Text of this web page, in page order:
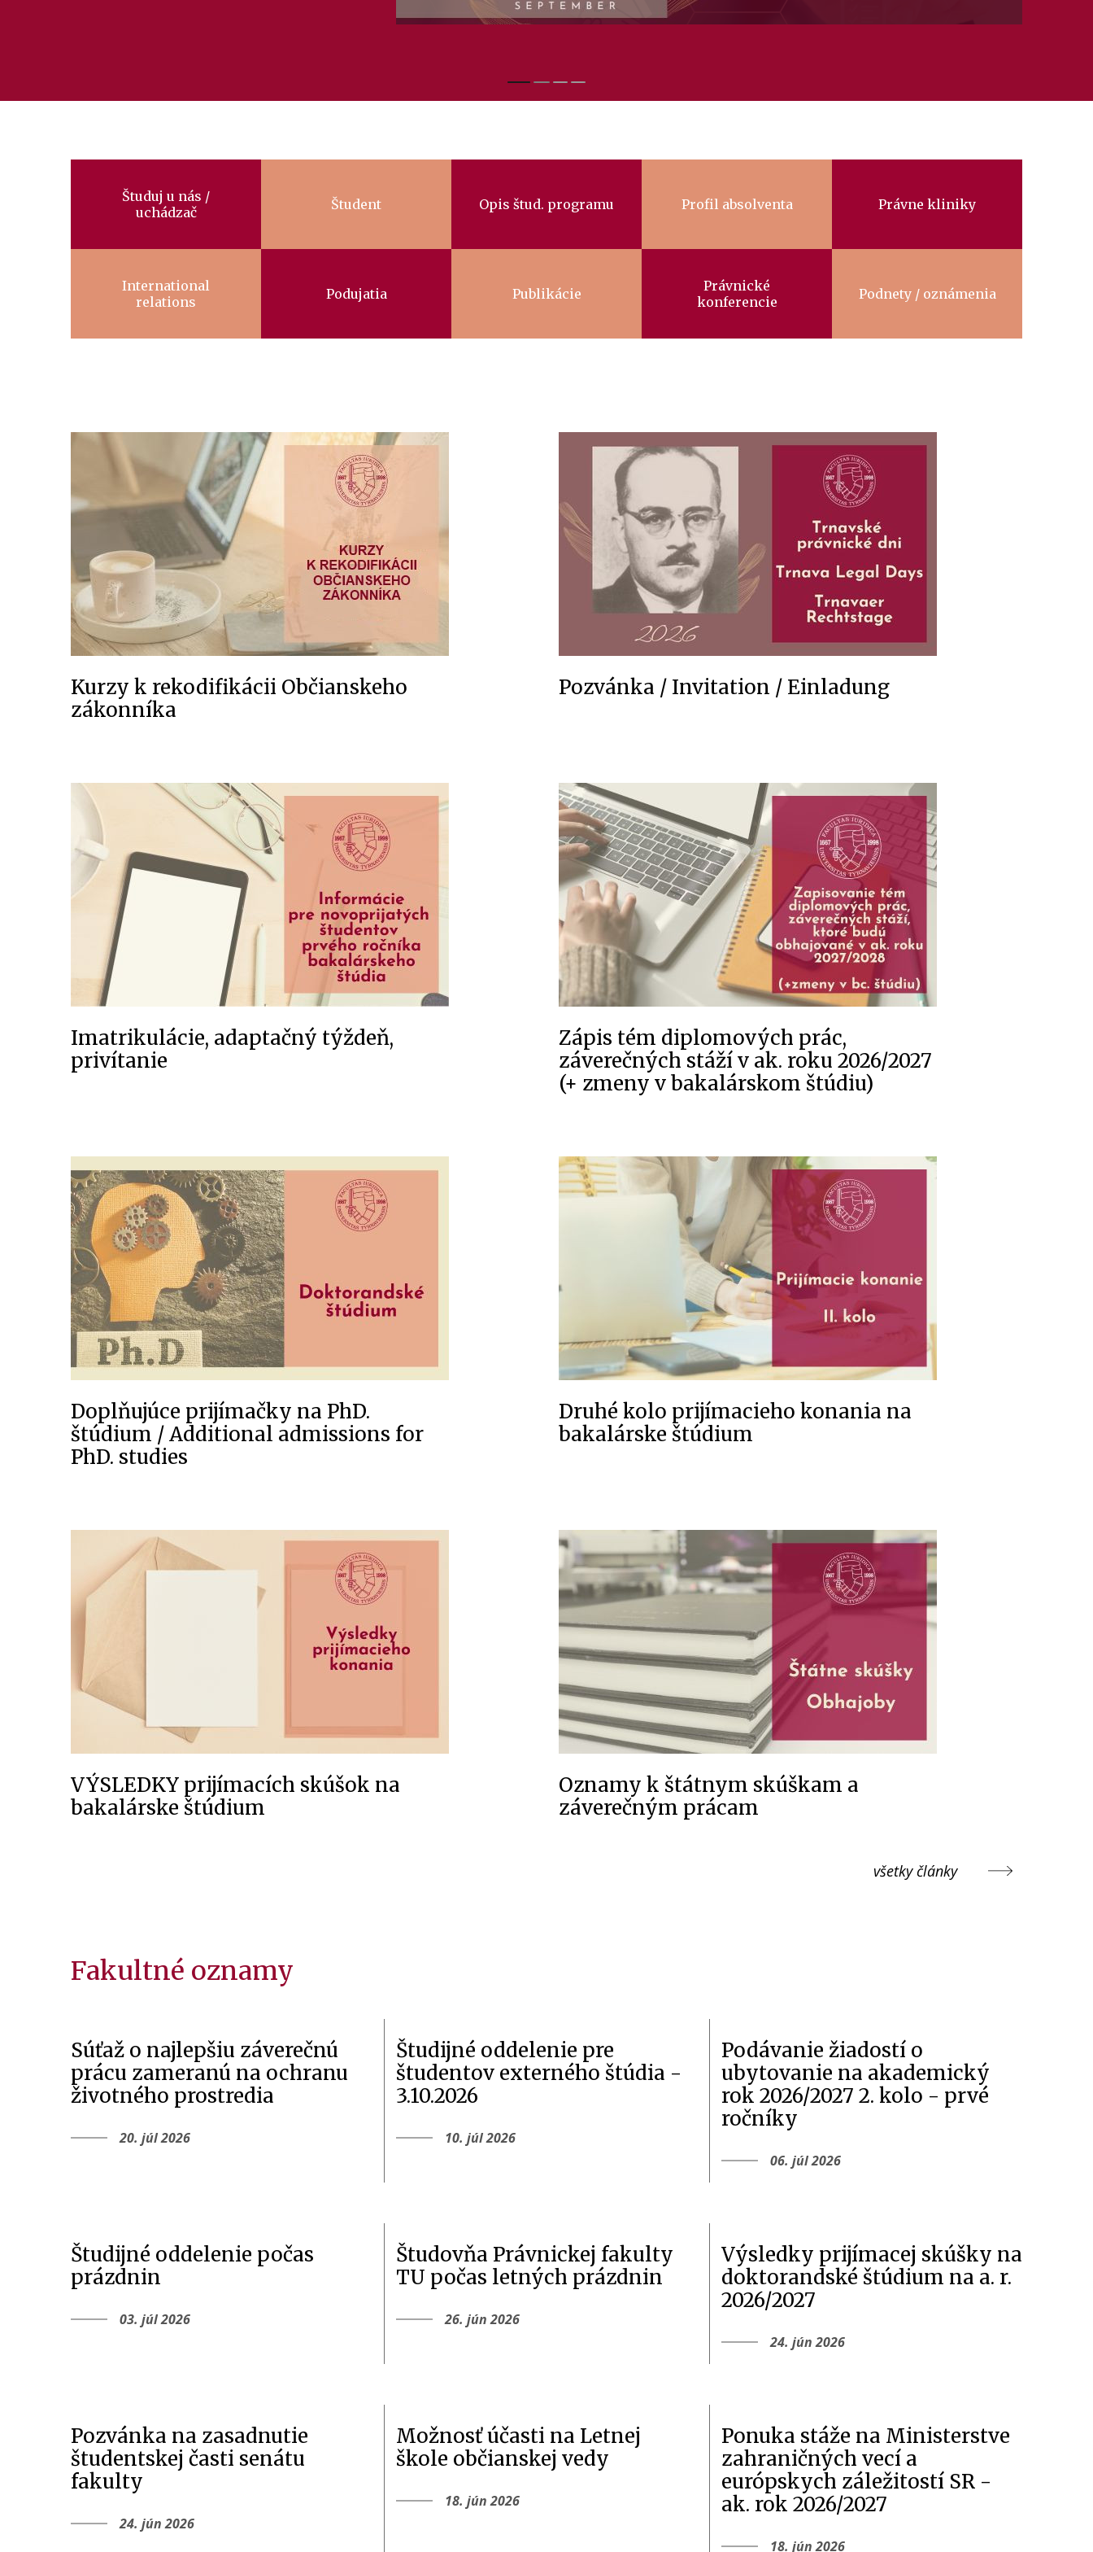
menuŠtuduj u nás /
uchádzač
Študent Opis štud. programu Profil absolventa Právne kliniky
International
relations
Podujatia Publikácie
Právnické
konferencie
Podnety / oznámenia
Kurzy k rekodifikácii Občianskeho
zákonníka
Pozvánka / Invitation / Einladung
Imatrikulácie, adaptačný týždeň,
privítanie
Zápis tém diplomových prác,
záverečných stáží v ak. roku 2026/2027
(+ zmeny v bakalárskom štúdiu)
Doplňujúce prijímačky na PhD.
štúdium / Additional admissions for
PhD. studies
Druhé kolo prijímacieho konania na
bakalárske štúdium
VÝSLEDKY prijímacích skúšok na
bakalárske štúdium
Oznamy k štátnym skúškam a
záverečným prácam
všetky články
Fakultné oznamy
Súťaž o najlepšiu záverečnú
prácu zameranú na ochranu
životného prostredia
20. júl 2026
Študijné oddelenie pre
študentov externého štúdia -
3.10.2026
10. júl 2026
Podávanie žiadostí o
ubytovanie na akademický
rok 2026/2027 2. kolo - prvé
ročníky
06. júl 2026
Študijné oddelenie počas
prázdnin
03. júl 2026
Študovňa Právnickej fakulty
TU počas letných prázdnin
26. jún 2026
Výsledky prijímacej skúšky na
doktorandské štúdium na a. r.
2026/2027
24. jún 2026
Pozvánka na zasadnutie
študentskej časti senátu
fakulty
24. jún 2026
Možnosť účasti na Letnej
škole občianskej vedy
18. jún 2026
Ponuka stáže na Ministerstve
zahraničných vecí a
európskych záležitostí SR -
ak. rok 2026/2027
18. jún 2026